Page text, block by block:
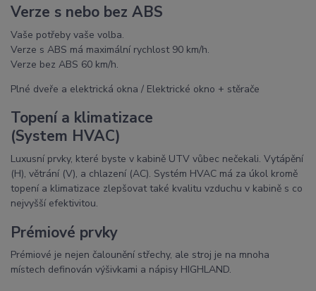
Verze s nebo bez ABS
Vaše potřeby vaše volba.
Verze s ABS má maximální rychlost 90 km/h.
Verze bez ABS 60 km/h.
Plné dveře a elektrická okna / Elektrické okno + stěrače
Topení a klimatizace
(System HVAC)
Luxusní prvky, které byste v kabině UTV vůbec nečekali. Vytápění
(H), větrání (V), a chlazení (AC). Systém HVAC má za úkol kromě
topení a klimatizace zlepšovat také kvalitu vzduchu v kabině s co
nejvyšší efektivitou.
Prémiové prvky
Prémiové je nejen čalounění střechy, ale stroj je na mnoha
místech definován výšivkami a nápisy HIGHLAND.